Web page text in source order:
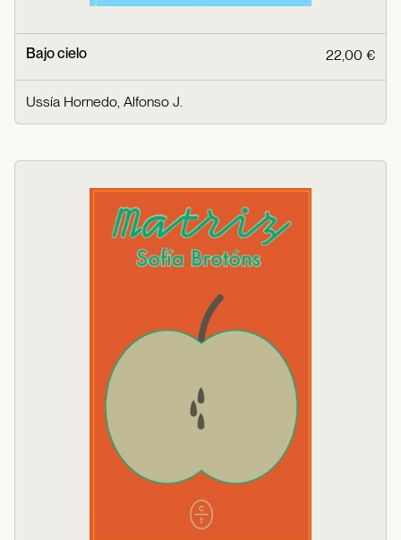
Bajo cielo 22,00 €
Ussía Hornedo, Alfonso J.